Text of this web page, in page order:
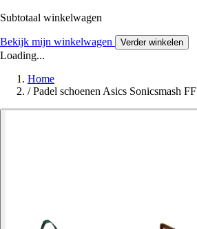
Subtotaal winkelwagen
Bekijk mijn winkelwagen Verder winkelen
Loading...
Home
/ Padel schoenen Asics Sonicsmash FF